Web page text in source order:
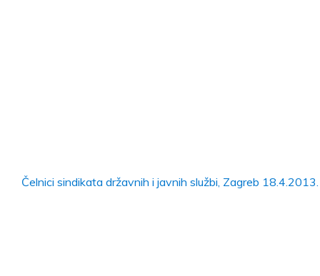
Čelnici sindikata državnih i javnih službi, Zagreb 18.4.2013.